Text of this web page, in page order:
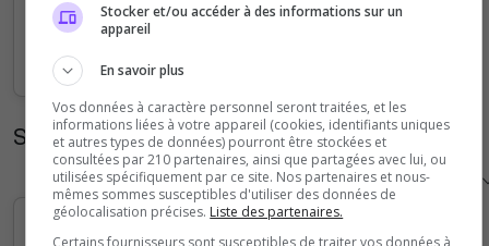
0
Statistiques horaires
Stocker et/ou accéder à des informations sur un
appareil
En savoir plus
Vos données à caractère personnel seront traitées, et les
informations liées à votre appareil (cookies, identifiants uniques
et autres types de données) pourront être stockées et
consultées par 210 partenaires, ainsi que partagées avec lui, ou
utilisées spécifiquement par ce site. Nos partenaires et nous-
mêmes sommes susceptibles d'utiliser des données de
géolocalisation précises. Liste des partenaires.
Certains fournisseurs sont susceptibles de traiter vos données à